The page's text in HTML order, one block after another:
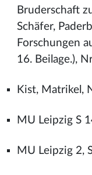
Bruderschaft
Schäfer,
Forschungen
16. Beilage.),
Kist, Matrikel,
MU Leipzig S
MU Leipzig 2,